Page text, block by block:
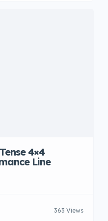
4×4
Line
363 Views